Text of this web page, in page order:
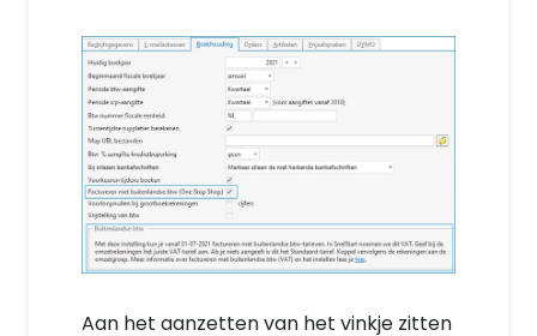
Aan het aanzetten van het vinkje zitten